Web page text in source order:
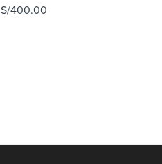
S/400.00